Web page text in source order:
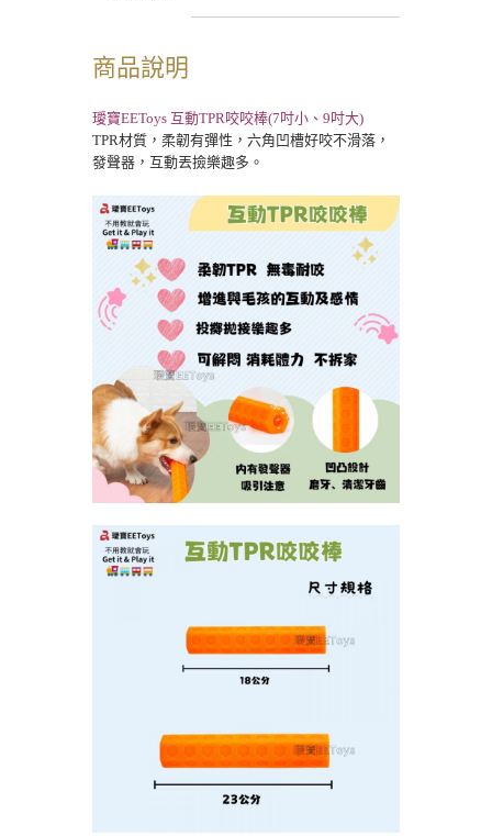
商品說明
璦寶EEToys 互動TPR咬咬棒(7吋小、9吋大)
TPR材質，柔韌有彈性，六角凹槽好咬不滑落，
發聲器， 互動丟撿樂趣多。